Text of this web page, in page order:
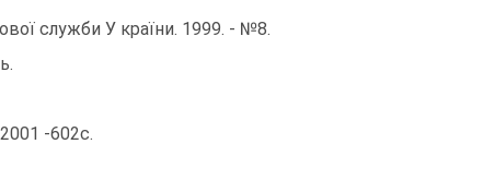
служби У країни. 1999. - №8.
-602с.